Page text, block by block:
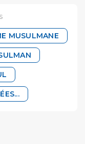
MUSULMANE